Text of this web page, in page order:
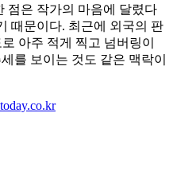
점은 작가의 마음에 달렸다
때문이다. 최근에 외국의 판
아주 적게 찍고 넘버링이
를 보이는 것도 같은 맥락이